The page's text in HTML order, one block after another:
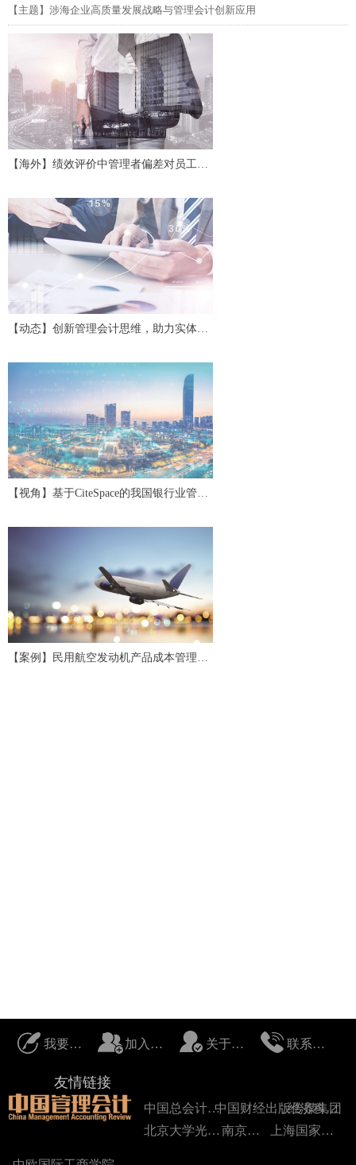
【海外】绩效评价中管理者偏差对员工努
【动态】创新管理会计思维，助力实体经
计沙龙
【视角】基于CiteSpace的我国银行业管理
【案例】民用航空发动机产品成本管理应
【主题】涉海企业高质量发展战略与管理会计创新应用
我要投稿 加入我们 关于我们 联系我们
友情链接
中国总会计师协会中国财经出版传媒集团
经济科学出版社
北京大学光华管理学院 南京大学 上海国家会计学院